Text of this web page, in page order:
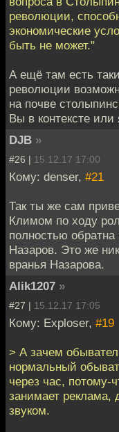
революции,
экономические
быть не может."
А ещё там есть
революции
на почве
Вы в контексте или
DJB »
#26 | 15.12.17 17:00
Кому: denser, #21
Так ты же сам
Климом по ходу
полностью
Назаров. Это же
вранья Назарова.
Alik1207 »
#27 | 15.12.17 17:05
Кому: Exploser, #19
> А зачем
нормальный
через час, потому-
занимает реклама,
звуком.